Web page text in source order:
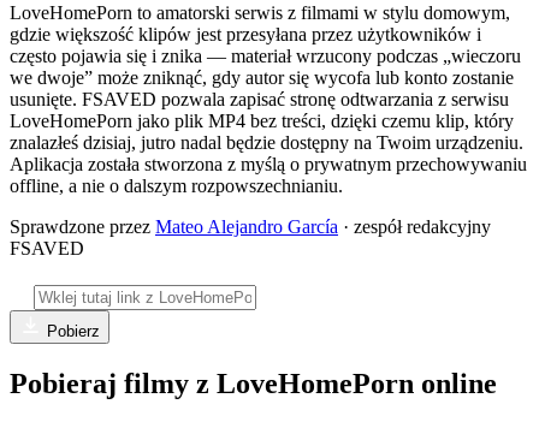
LoveHomePorn to amatorski serwis z filmami w stylu domowym,
gdzie większość klipów jest przesyłana przez użytkowników i
często pojawia się i znika — materiał wrzucony podczas „wieczoru
we dwoje” może zniknąć, gdy autor się wycofa lub konto zostanie
usunięte. FSAVED pozwala zapisać stronę odtwarzania z serwisu
LoveHomePorn jako plik MP4 bez treści, dzięki czemu klip, który
znalazłeś dzisiaj, jutro nadal będzie dostępny na Twoim urządzeniu.
Aplikacja została stworzona z myślą o prywatnym przechowywaniu
offline, a nie o dalszym rozpowszechnianiu.
Sprawdzone przez Mateo Alejandro García · zespół redakcyjny
FSAVED
Pobierz
Pobieraj filmy z LoveHomePorn online